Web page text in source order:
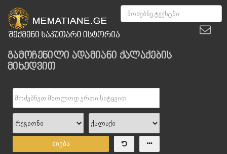
გამოჩენილი ადამიანი ქალაქების
მიხედვით
ძიება